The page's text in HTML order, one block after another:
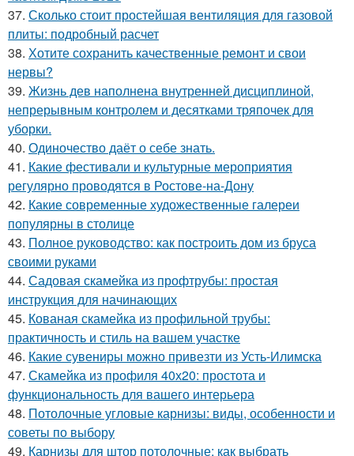
37. Сколько стоит простейшая вентиляция для газовой
плиты: подробный расчет
38. Хотите сохранить качественные ремонт и свои
нервы?
39. Жизнь дев наполнена внутренней дисциплиной,
непрерывным контролем и десятками тряпочек для
уборки.
40. Одиночество даёт о себе знать.
41. Какие фестивали и культурные мероприятия
регулярно проводятся в Ростове-на-Дону
42. Какие современные художественные галереи
популярны в столице
43. Полное руководство: как построить дом из бруса
своими руками
44. Садовая скамейка из профтрубы: простая
инструкция для начинающих
45. Кованая скамейка из профильной трубы:
практичность и стиль на вашем участке
46. Какие сувениры можно привезти из Усть-Илимска
47. Скамейка из профиля 40х20: простота и
функциональность для вашего интерьера
48. Потолочные угловые карнизы: виды, особенности и
советы по выбору
49. Карнизы для штор потолочные: как выбрать